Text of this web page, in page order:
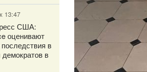
13:47
США:
оценивают
в
в